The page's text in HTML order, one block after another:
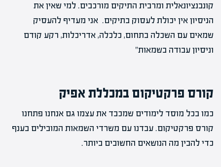
קונבנציונאלית ומרבית התיקים מורכבים. למי שאין את
הניסיון אין יכולת לעסוק בתיקים. אני מעדיף להעסיק
שמאים עם השכלה בתחום, כלכלה, אדריכלות, רקע קודם
וניסיון עבודה בשמאות"
קורס פרקטיקום במכללת אפיק
כמו בכל מוסד לימודים שמכבד את עצמו גם אנחנו פתחנו
קורס פרקטיקום. עבדנו עם משרדי השמאות המובילים בענף
כדי להבין מה הנושאים החשובים ביותר.